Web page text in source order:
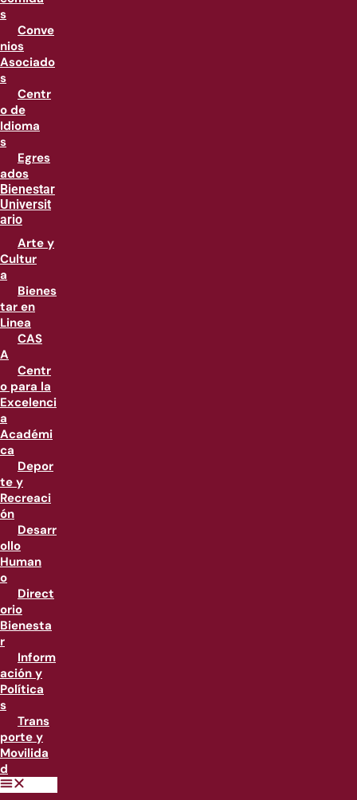
s
Conve
nios
Asociado
s
Centr
o de
Idioma
s
Egres
ados
Bienestar
Universit
ario
Arte y
Cultur
a
Bienes
tar en
Linea
CAS
A
Centr
o para la
Excelenci
a
Académi
ca
Depor
te y
Recreaci
ón
Desarr
ollo
Human
o
Direct
orio
Bienesta
r
Inform
ación y
Política
s
Trans
porte y
Movilida
d